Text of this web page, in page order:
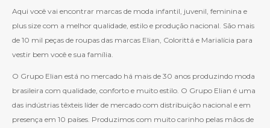
Aqui você vai encontrar marcas de moda infantil, juvenil, feminina e
plus size com a melhor qualidade, estilo e produção nacional. São mais
de 10 mil peças de roupas das marcas Elian, Colorittá e Marialícia para
vestir bem você e sua família.
O Grupo Elian está no mercado há mais de 30 anos produzindo moda
brasileira com qualidade, conforto e muito estilo. O Grupo Elian é uma
das indústrias têxteis líder de mercado com distribuição nacional e em
presença em 10 países. Produzimos com muito carinho pelas mãos de